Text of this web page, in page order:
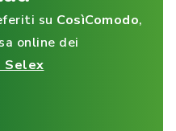
su CosìComodo,
online dei
Selex